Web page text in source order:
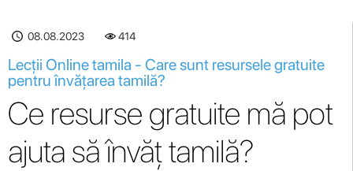
08.08.2023 414
Lecții Online tamila - Care sunt resursele gratuite
pentru învățarea tamilă?
Ce resurse gratuite mă pot
ajuta să învăț tamilă?